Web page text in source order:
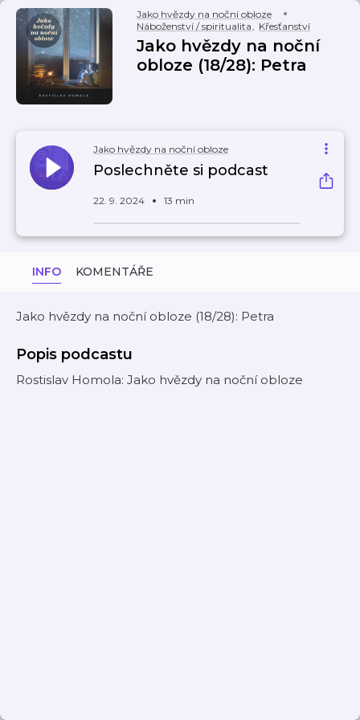
Jako hvězdy na noční obloze
Náboženství / spiritualita, Křesťanství
Jako hvězdy na noční
obloze (18/28): Petra
Jako hvězdy na noční obloze
Poslechněte si podcast
22. 9. 2024 13 min
INFO KOMENTÁŘE
Jako hvězdy na noční obloze (18/28): Petra
Popis podcastu
Rostislav Homola: Jako hvězdy na noční obloze